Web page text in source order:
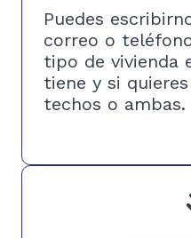
Puedes
correo o
tipo de vivienda
tiene y si
techos o ambas.